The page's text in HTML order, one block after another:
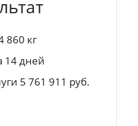
860 кг
14 дней
5 761 911 руб.